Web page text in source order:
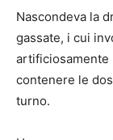
Nascondeva la
gassate, i cui
artificiosamente
contenere le
turno.